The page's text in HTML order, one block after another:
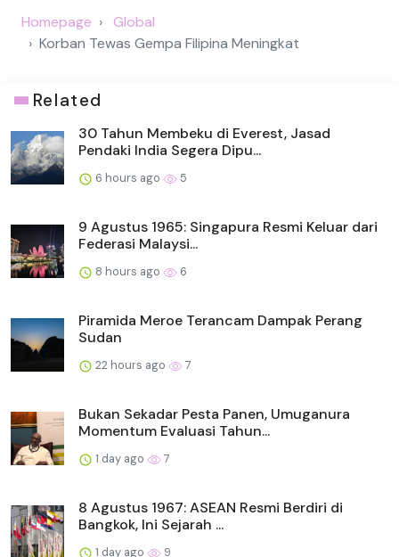
Homepage
Global
Korban Tewas Gempa Filipina Meningkat
Related
30 Tahun Membeku di Everest, Jasad
Pendaki India Segera Dipu...
6 hours ago 5
9 Agustus 1965: Singapura Resmi Keluar dari
Federasi Malaysi...
8 hours ago 6
Piramida Meroe Terancam Dampak Perang
Sudan
22 hours ago 7
Bukan Sekadar Pesta Panen, Umuganura
Momentum Evaluasi Tahun...
1 day ago 7
8 Agustus 1967: ASEAN Resmi Berdiri di
Bangkok, Ini Sejarah ...
1 day ago 9